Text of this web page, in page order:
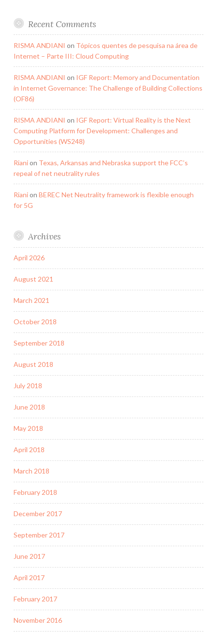
Recent Comments
RISMA ANDIANI on Tópicos quentes de pesquisa na área de
Internet – Parte III: Cloud Computing
RISMA ANDIANI on IGF Report: Memory and Documentation
in Internet Governance: The Challenge of Building Collections
(OF86)
RISMA ANDIANI on IGF Report: Virtual Reality is the Next
Computing Platform for Development: Challenges and
Opportunities (WS248)
Rianion Texas, Arkansas and Nebraska support the FCC’s
repeal of net neutrality rules
Rianion BEREC Net Neutrality framework is flexible enough
for 5G
Archives
April 2026
August 2021
March 2021
October 2018
September 2018
August 2018
July 2018
June 2018
May 2018
April 2018
March 2018
February 2018
December 2017
September 2017
June 2017
April 2017
February 2017
November 2016